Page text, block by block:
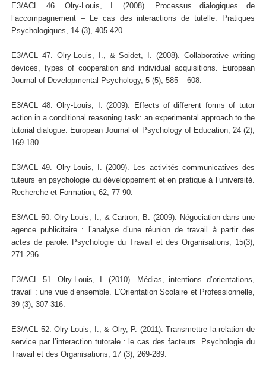
E3/ACL 46. Olry-Louis, I. (2008). Processus dialogiques de
l’accompagnement – Le cas des interactions de tutelle. Pratiques
Psychologiques, 14 (3), 405-420.
E3/ACL 47. Olry-Louis, I., & Soidet, I. (2008). Collaborative writing
devices, types of cooperation and individual acquisitions. European
Journal of Developmental Psychology, 5 (5), 585 – 608.
E3/ACL 48. Olry-Louis, I. (2009). Effects of different forms of tutor
action in a conditional reasoning task: an experimental approach to the
tutorial dialogue. European Journal of Psychology of Education, 24 (2),
169-180.
E3/ACL 49. Olry-Louis, I. (2009). Les activités communicatives des
tuteurs en psychologie du développement et en pratique à l’université.
Recherche et Formation, 62, 77-90.
E3/ACL 50. Olry-Louis, I., & Cartron, B. (2009). Négociation dans une
agence publicitaire : l’analyse d’une réunion de travail à partir des
actes de parole. Psychologie du Travail et des Organisations, 15(3),
271-296.
E3/ACL 51. Olry-Louis, I. (2010). Médias, intentions d’orientations,
travail : une vue d’ensemble. L'Orientation Scolaire et Professionnelle,
39 (3), 307-316.
E3/ACL 52. Olry-Louis, I., & Olry, P. (2011). Transmettre la relation de
service par l’interaction tutorale : le cas des facteurs. Psychologie du
Travail et des Organisations, 17 (3), 269-289.